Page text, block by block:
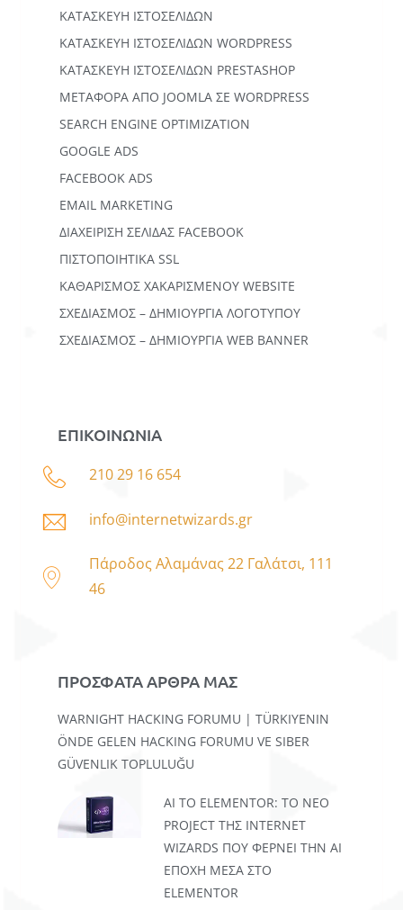
ΚΑΤΑΣΚΕΥΉ ΙΣΤΟΣΕΛΊΔΩΝ
KΑΤΑΣΚΕΥΉ IΣΤΟΣΕΛΊΔΩΝ WORDPRESS
ΚΑΤΑΣΚΕΥΗ ΙΣΤΟΣΕΛΙΔΩΝ PRESTASHOP
ΜΕΤΑΦΟΡΆ ΑΠΌ JOOMLA ΣΕ WORDPRESS
SEARCH ENGINE OPTIMIZATION
GOOGLE ADS
FACEBOOK ADS
EMAIL MARKETING
ΔΙΑΧΕΙΡΙΣΗ ΣΕΛΙΔΑΣ FACEBOOK
ΠΙΣΤΟΠΟΙΗΤΙΚΑ SSL
ΚΑΘΑΡΙΣΜΟΣ ΧΑΚΑΡΙΣΜΕΝΟΥ WEBSITE
ΣΧΕΔΙΑΣΜΟΣ – ΔΗΜΙΟΥΡΓΙΑ ΛΟΓΟΤΥΠΟΥ
ΣΧΕΔΙΑΣΜΟΣ – ΔΗΜΙΟΥΡΓΙΑ WEB BANNER
ΕΠΙΚΟΙΝΩΝΙΑ
210 29 16 654
info@internetwizards.gr
Πάροδος Αλαμάνας 22 Γαλάτσι, 111
46
ΠΡΟΣΦΑΤΑ ΑΡΘΡΑ ΜΑΣ
WARNIGHT HACKING FORUMU | TÜRKIYENIN
ÖNDE GELEN HACKING FORUMU VE SIBER
GÜVENLIK TOPLULUĞU
AI TO ELEMENTOR: ΤΟ ΝΈΟ
PROJECT ΤΗΣ INTERNET
WIZARDS ΠΟΥ ΦΈΡΝΕΙ ΤΗΝ AI
ΕΠΟΧΉ ΜΈΣΑ ΣΤΟ
ELEMENTOR